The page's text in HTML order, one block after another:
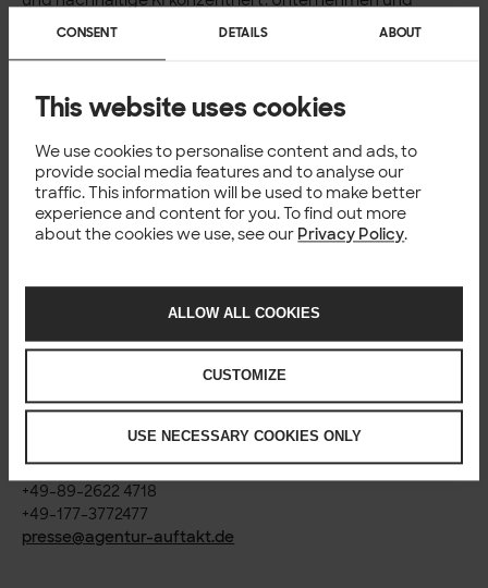
CONSENT DETAILS ABOUT
This website uses cookies
We use cookies to personalise content and ads, to
provide social media features and to analyse our
traffic. This information will be used to make better
experience and content for you. To find out more
about the cookies we use, see our Privacy Policy.
ALLOW ALL COOKIES
CUSTOMIZE
USE NECESSARY COOKIES ONLY
öffentlichen Einrichtungen werden darüber
Weitere Informationen zum Thema
Solita & Microsoft Azure
Solita has achieved a Microsoft Azure spezialisation in
AI and machine learning
Weitere Informationen
Brienner Straße 45 a-d, Campus Königsplatz, 80333
Karl-Liebknecht-Straße 29a, 10178 Berlin
florian.disson@solita.fi
agentur auftakt, Frank Zscheile
Bergmannstr. 26, D-80339 München
+49-89-2622 4718
+49-177-3772477
presse@agentur-auftakt.de